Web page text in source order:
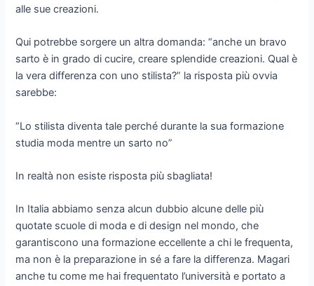
alle sue creazioni.
Qui potrebbe sorgere un altra domanda: “anche un bravo
sarto è in grado di cucire, creare splendide creazioni. Qual è
la vera differenza con uno stilista?” la risposta più ovvia
sarebbe:
“Lo stilista diventa tale perché durante la sua formazione
studia moda mentre un sarto no”
In realtà non esiste risposta più sbagliata!
In Italia abbiamo senza alcun dubbio alcune delle più
quotate scuole di moda e di design nel mondo, che
garantiscono una formazione eccellente a chi le frequenta,
ma non è la preparazione in sé a fare la differenza. Magari
anche tu come me hai frequentato l’università e portato a